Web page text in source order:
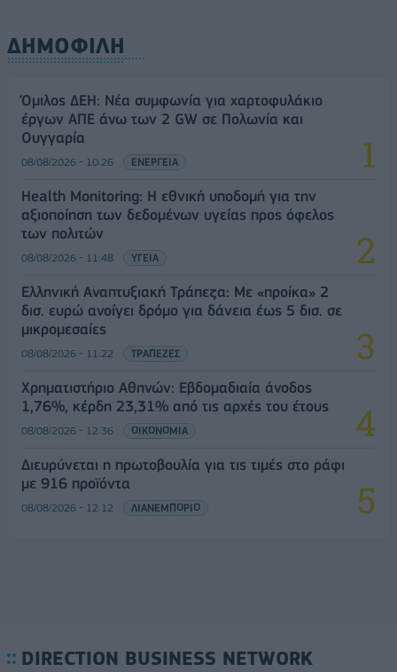
ΔΗΜΟΦΙΛΗ
Όμιλος ΔΕΗ: Νέα συμφωνία για χαρτοφυλάκιο
έργων ΑΠΕ άνω των 2 GW σε Πολωνία και
Ουγγαρία
08/08/2026 - 10:26 ΕΝΕΡΓΕΙΑ
Health Monitoring: Η εθνική υποδομή για την
αξιοποίηση των δεδομένων υγείας προς όφελος
των πολιτών
08/08/2026 - 11:48 ΥΓΕΙΑ
Ελληνική Αναπτυξιακή Τράπεζα: Με «προίκα» 2
δισ. ευρώ ανοίγει δρόμο για δάνεια έως 5 δισ. σε
μικρομεσαίες
08/08/2026 - 11:22 ΤΡΑΠΕΖΕΣ
Χρηματιστήριο Αθηνών: Εβδομαδιαία άνοδος
1,76%, κέρδη 23,31% από τις αρχές του έτους
08/08/2026 - 12:36 ΟΙΚΟΝΟΜΙΑ
Διευρύνεται η πρωτοβουλία για τις τιμές στο ράφι
με 916 προϊόντα
08/08/2026 - 12:12 ΛΙΑΝΕΜΠΟΡΙΟ
DIRECTION BUSINESS NETWORK